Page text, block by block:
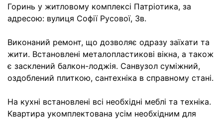
Горинь у житловому комплексі Патріотика, за
адресою: вулиця Софії Русової, 3в.
Виконаний ремонт, що дозволяє одразу заїхати та
жити. Встановлені металопластикові вікна, а також
є засклений балкон-лоджія. Санвузол суміжний,
оздоблений плиткою, сантехніка в справному стані.
На кухні встановлені всі необхідні меблі та техніка.
Квартира укомплектована усім необхідним для